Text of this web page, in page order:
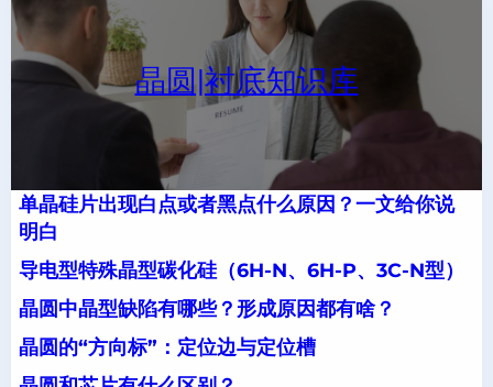
晶圆|衬底知识库
单晶硅片出现白点或者黑点什么原因？一文给你说
明白
导电型特殊晶型碳化硅（6H-N、6H-P、3C-N型）
晶圆中晶型缺陷有哪些？形成原因都有啥？
晶圆的“方向标”：定位边与定位槽